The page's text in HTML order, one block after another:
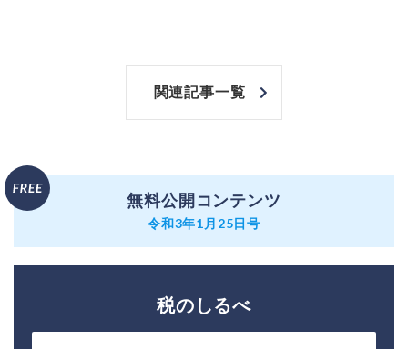
関連記事一覧
無料公開コンテンツ
令和3年1月25日号
税のしるべ